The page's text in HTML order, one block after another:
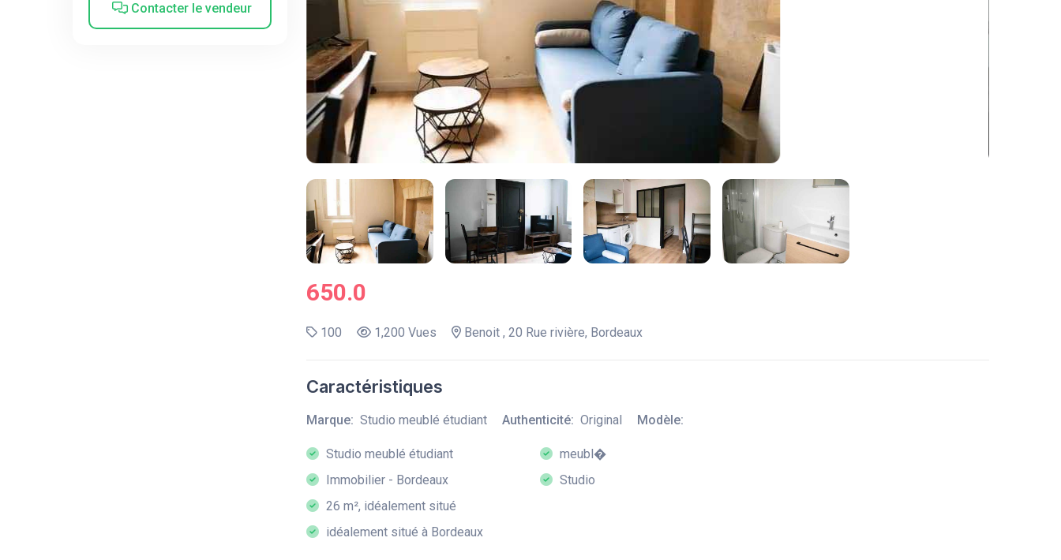
Contacter le vendeur
650.0
100 1,200 Vues Benoit , 20 Rue rivière, Bordeaux
Caractéristiques
Marque: Studio meublé étudiant Authenticité: Original Modèle:
Studio meublé étudiant
Immobilier - Bordeaux
26 m², idéalement situé
idéalement situé à Bordeaux
meubl�
Studio